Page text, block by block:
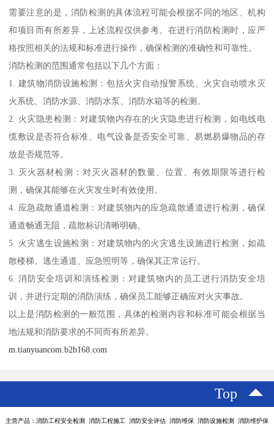
需要注意的是，消防检测的具体流程可能会根据不同的地区、机构
和项目而有所差异，上述流程仅供参考。在进行消防检测时，应严
格按照相关的法规和标准进行操作，确保检测的准确性和可靠性。
消防检测的范围通常包括以下几个方面：
1. 建筑物消防设施检测：包括火灾自动报警系统、火灾自动喷水灭
火系统、消防水源、消防水泵、消防水箱等的检测。
2. 火灾隐患检测：对建筑物内存在的火灾隐患进行检测，如电线电
缆敷设是否符合标准、电气设备是否安全可靠、易燃易爆物品的存
放是否规范等。
3. 灭火器材检测：对灭火器材的数量、位置、有效期限等进行检
测，确保其能够在火灾发生时有效使用。
4. 应急疏散通道检测：对建筑物内的应急疏散通道进行检测，确保
通道畅通无阻，疏散标识清晰明确。
5. 火灾逃生设施检测：对建筑物内的火灾逃生设施进行检测，如疏
散楼梯、逃生通道、应急照明等，确保其正常运行。
6. 消防安全培训和演练检测：对建筑物内的员工进行消防安全培
训，并进行定期的消防演练，确保员工能够正确应对火灾事故。
以上是消防检测的一般范围，具体的检测内容和标准可能会根据当
地法规和消防要求的不同而有所差异。
m.tianyuancom.b2b168.com
Top
主营产品：消防工程安全检测 消防工程施工 消防安全评估 消防维保 消防设施检测 消防维护保